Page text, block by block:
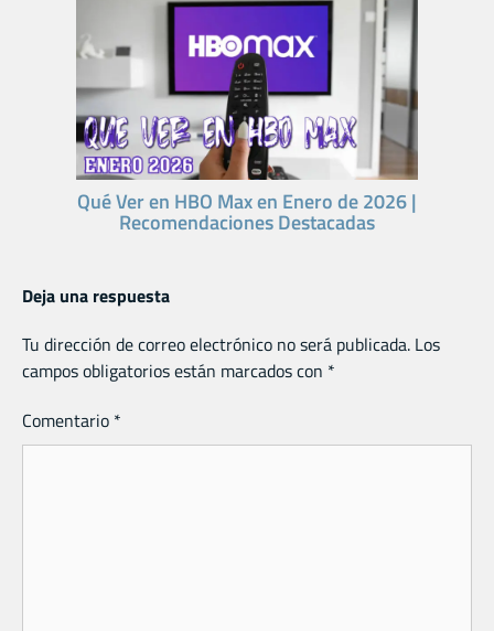
Qué Ver en HBO Max en Enero de 2026 |
Recomendaciones Destacadas
Deja una respuesta
Tu dirección de correo electrónico no será publicada. Los
campos obligatorios están marcados con *
Comentario *